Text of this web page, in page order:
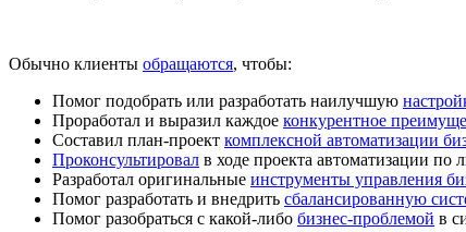
Обычно клиенты обращаются, чтобы:
Помог подобрать или разработать наилучшую
Проработал и выразил каждое конкурентное
Составил план-проект комплексной автоматизации
Проконсультировал в ходе проекта автоматизации
Разработал оригинальные инструменты управления
Помог разработать и внедрить сбалансированную
Помог разобраться с какой-либо бизнес-проблемой в